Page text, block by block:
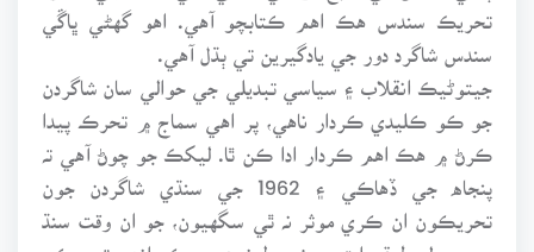
تحريڪ سندس هڪ اهم ڪتابچو آهي. اهو گهڻي ڀاڱي
سندس شاگرد دور جي يادگيرين تي ٻڌل آهي.
جيتوڻيڪ انقلاب ۽ سياسي تبديلي جي حوالي سان شاگردن
جو ڪو ڪليدي ڪردار ناهي، پر اهي سماج ۾ تحرڪ پيدا
ڪرڻ ۾ هڪ اهم ڪردار ادا ڪن ٿا. ليکڪ جو چوڻ آهي تہ
پنجاه جي ڏهاڪي ۽ 1962 جي سنڌي شاگردن جون
تحريڪون ان ڪري موثر نہ ٿي سگهيون، جو ان وقت سنڌ
جو وچولو طبقو ايترو مضبوط نہ هو جيڪو انھن تحريڪن